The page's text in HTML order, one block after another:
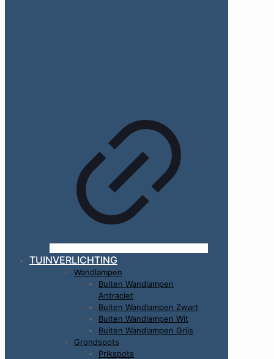
TUINVERLICHTING
Wandlampen
Buiten Wandlampen
Antraciet
Buiten Wandlampen Zwart
Buiten Wandlampen Wit
Buiten Wandlampen Grijs
Grondspots
Prikspots